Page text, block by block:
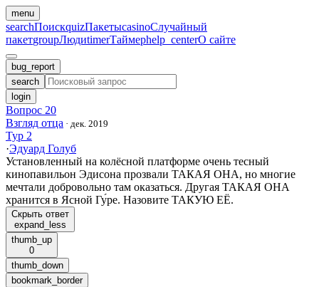
menu
searchПоискquizПакетыcasinoСлучайный
пакетgroupЛюдиtimerТаймерhelp_centerО сайте
bug_report
search
login
Вопрос 20
Взгляд отца · дек. 2019
Тур 2
·Эдуард Голуб
Установленный на колёсной платформе очень тесный
кинопавильон Эдисона прозвали ТАКАЯ ОНА, но многие
мечтали добровольно там оказаться. Другая ТАКАЯ ОНА
хранится в Ясной Гу́ре. Назовите ТАКУЮ ЕЁ.
Скрыть ответ
expand_less
thumb_up
0
thumb_down
bookmark_border